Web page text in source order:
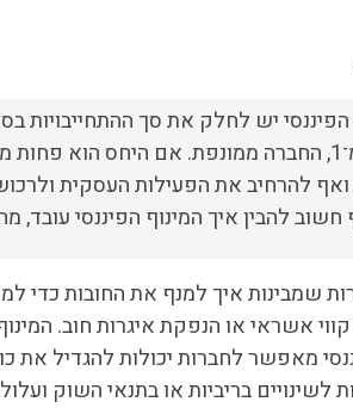
להרחיב את הפעילות העסקית
להבין איך המינוף הפיננסי עובד,
שמבינות איך למנף את החובות כדי
אשראי או הנפקת איגרות חוב.
מאפשר לחברות יכולות להגדיל את
לשינויים בריביות או בתנאי השוק